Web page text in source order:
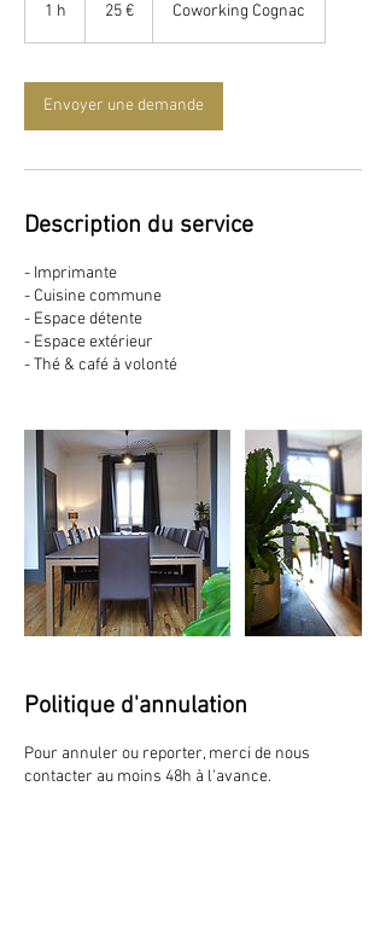
1 h 25 € Coworking Cognac
Envoyer une demande
Description du service
- Imprimante
- Cuisine commune
- Espace détente
- Espace extérieur
- Thé & café à volonté
Politique d'annulation
Pour annuler ou reporter, merci de nous
contacter au moins 48h à l'avance.